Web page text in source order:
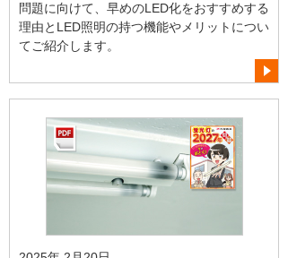
問題に向けて、早めのLED化をおすすめする
理由とLED照明の持つ機能やメリットについ
てご紹介します。